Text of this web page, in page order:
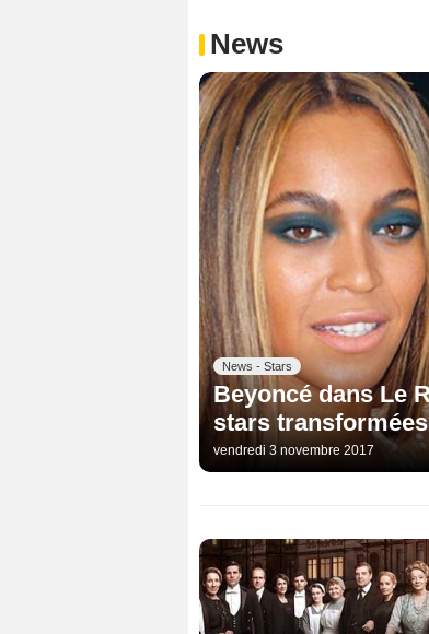
News
News - Stars
Beyoncé dans Le
stars
vendredi 3 novembre 2017